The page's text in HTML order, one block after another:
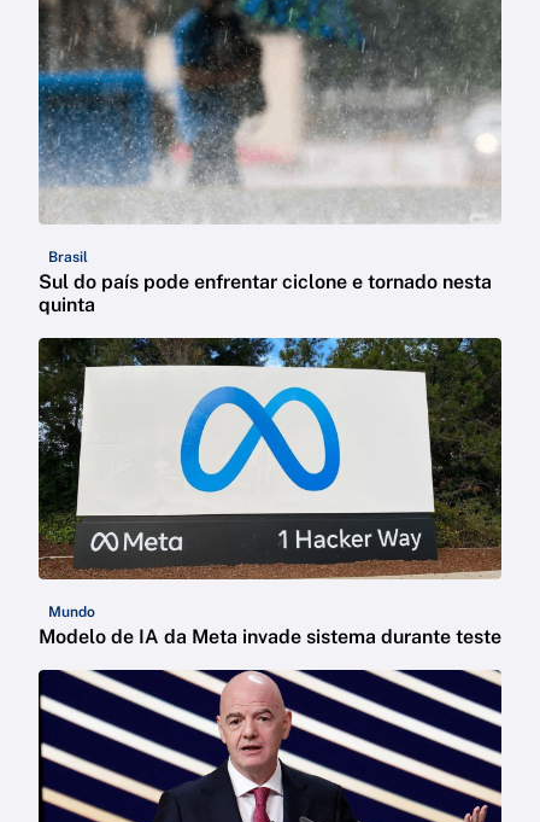
Brasil
Sul do país pode enfrentar ciclone e tornado nesta
quinta
Mundo
Modelo de IA da Meta invade sistema durante teste